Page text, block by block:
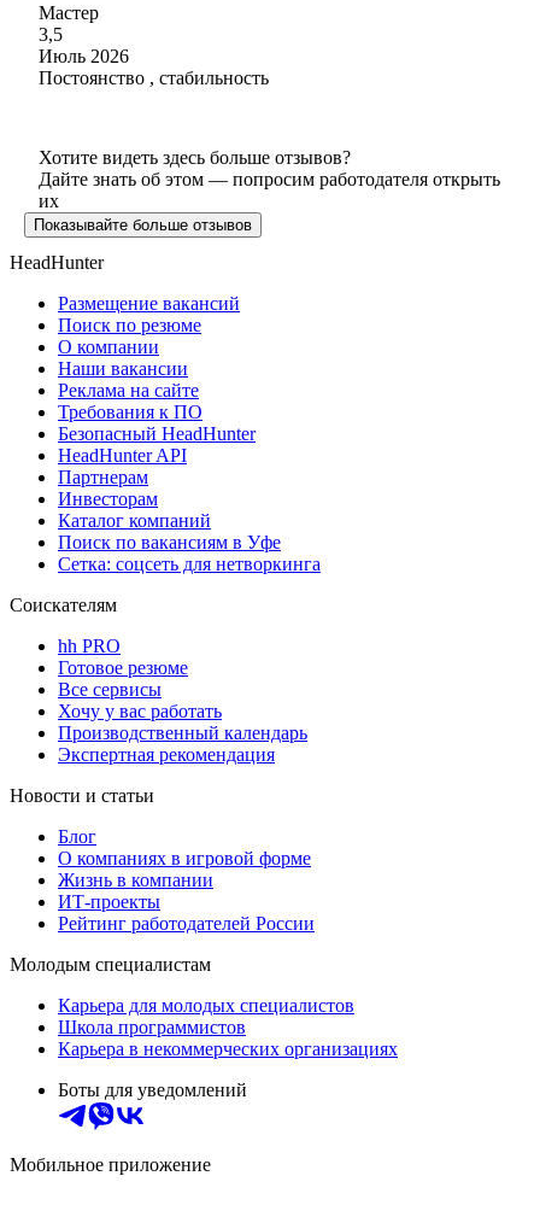
Мастер
3,5
Июль 2026
Постоянство , стабильность
Хотите видеть здесь больше отзывов?
Дайте знать об этом — попросим работодателя открыть
их
Показывайте больше отзывов
HeadHunter
Размещение вакансий
Поиск по резюме
О компании
Наши вакансии
Реклама на сайте
Требования к ПО
Безопасный HeadHunter
HeadHunter API
Партнерам
Инвесторам
Каталог компаний
Поиск по вакансиям в Уфе
Сетка: соцсеть для нетворкинга
Соискателям
hh PRO
Готовое резюме
Все сервисы
Хочу у вас работать
Производственный календарь
Экспертная рекомендация
Новости и статьи
Блог
О компаниях в игровой форме
Жизнь в компании
ИТ-проекты
Рейтинг работодателей России
Молодым специалистам
Карьера для молодых специалистов
Школа программистов
Карьера в некоммерческих организациях
Боты для уведомлений
Мобильное приложение